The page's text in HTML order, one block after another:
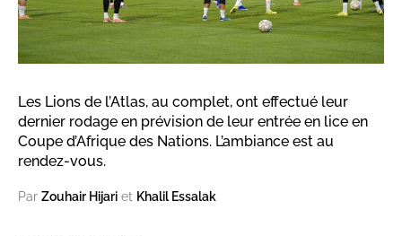
Les Lions de l’Atlas, au complet, ont effectué leur
dernier rodage en prévision de leur entrée en lice en
Coupe d’Afrique des Nations. L’ambiance est au
rendez-vous.
Par Zouhair Hijari et Khalil Essalak